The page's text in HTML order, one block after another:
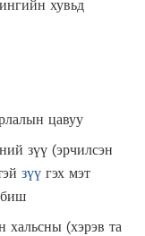
хувьд
цавуу
зүү (эрчилсэн
зүү гэх мэт
биш
хальсны (хэрэв та